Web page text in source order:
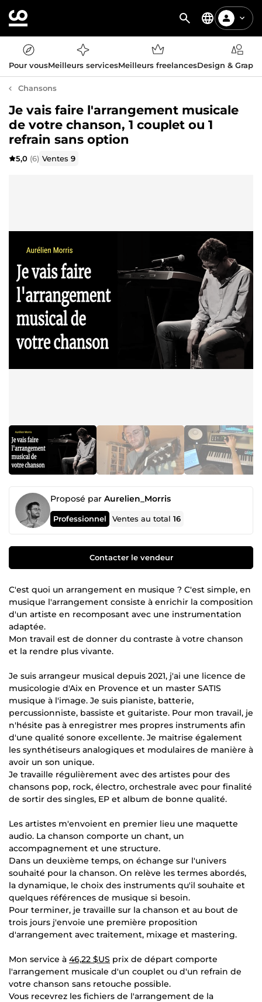
Pour vousMeilleurs servicesMeilleurs freelancesDesign &
Chansons
Je vais faire l'arrangement musicale
de votre chanson, 1 couplet ou 1
refrain sans option
5,0 (6) Ventes9
Proposé par Aurelien_Morris
Professionnel Ventes au total16
Contacter le vendeur
C'est quoi un arrangement en musique ? C'est simple, en
musique l'arrangement consiste à enrichir la composition
d'un artiste en recomposant avec une instrumentation
adaptée.
Mon travail est de donner du contraste à votre chanson
et la rendre plus vivante.
Je suis arrangeur musical depuis 2021, j'ai une licence de
musicologie d'Aix en Provence et un master SATIS
musique à l'image. Je suis pianiste, batterie,
percussionniste, bassiste et guitariste. Pour mon travail, je
n'hésite pas à enregistrer mes propres instruments afin
d'une qualité sonore excellente. Je maitrise également
les synthétiseurs analogiques et modulaires de manière à
avoir un son unique.
Je travaille régulièrement avec des artistes pour des
chansons pop, rock, électro, orchestrale avec pour finalité
de sortir des singles, EP et album de bonne qualité.
Les artistes m'envoient en premier lieu une maquette
audio. La chanson comporte un chant, un
accompagnement et une structure.
Dans un deuxième temps, on échange sur l'univers
souhaité pour la chanson. On relève les termes abordés,
la dynamique, le choix des instruments qu'il souhaite et
quelques références de musique si besoin.
Pour terminer, je travaille sur la chanson et au bout de
trois jours j'envoie une première proposition
d'arrangement avec traitement, mixage et mastering.
Mon service à 46,22 $US prix de départ comporte
l'arrangement musicale d'un couplet ou d'un refrain de
votre chanson sans retouche possible.
Vous recevrez les fichiers de l'arrangement de la